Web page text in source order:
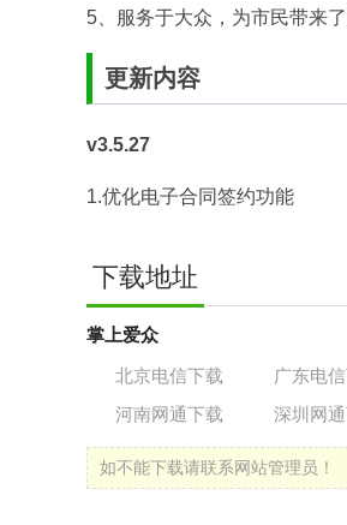
5、服务于大众，为市民带来
更新内容
v3.5.27
1.优化电子合同签约功能
下载地址
掌上爱众
北京电信下载
广东电
河南网通下载
深圳网
如不能下载请联系网站管理员！